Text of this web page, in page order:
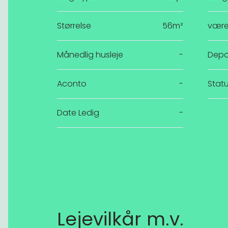
Størrelse 56m²
Månedlig husleje -
Aconto -
Date Ledig -
Lejevilkår m.v.